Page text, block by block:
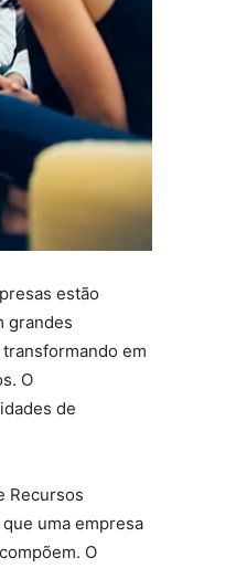
estão
grandes
em
O
de
Recursos
uma empresa
O